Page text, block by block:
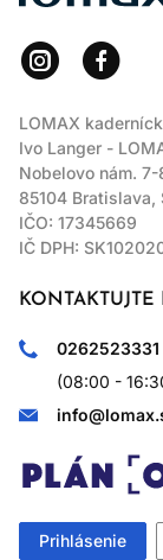
LOMAX
Ivo Langer -
Nobelovo nám. 7-
85104 Bratislava,
IČO: 17345669
IČ DPH:
KONTAKTUJTE
0262523331
(08:00 -
Prihlásenie